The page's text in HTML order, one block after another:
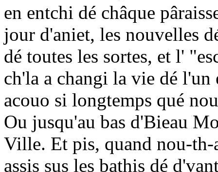
en entchi dé châque
jour d'aniet, les nouvelles
dé toutes les sortes, et l'
ch'la a changi la vie dé
acouo si longtemps qué
Ou jusqu'au bas d'Bieau
Ville. Et pis, quand nou-th-
assis sus les bathis dé